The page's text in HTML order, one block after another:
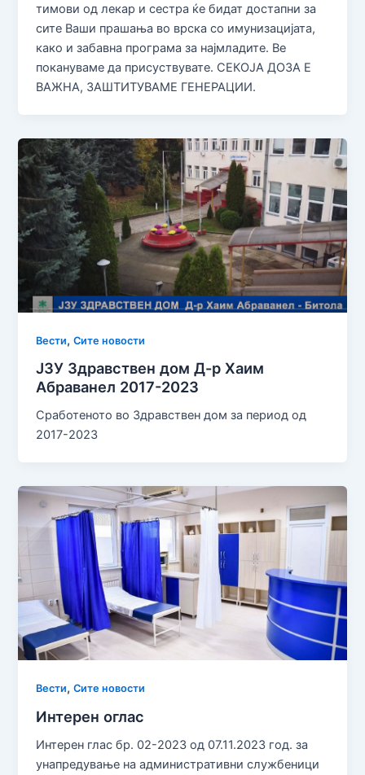
тимови од лекар и сестра ќе бидат достапни за
сите Ваши прашања во врска со имунизацијата,
како и забавна програма за најмладите. Ве
покануваме да присуствувате. СЕКОЈА ДОЗА Е
ВАЖНА, ЗАШТИТУВАМЕ ГЕНЕРАЦИИ.
Вести,Сите новости
ЈЗУ Здравствен дом Д-р Хаим
Абраванел 2017-2023
Сработеното во Здравствен дом за период од
2017-2023
Вести,Сите новости
Интерен оглас
Интерен глас бр. 02-2023 од 07.11.2023 год. за
унапредување на административни службеници